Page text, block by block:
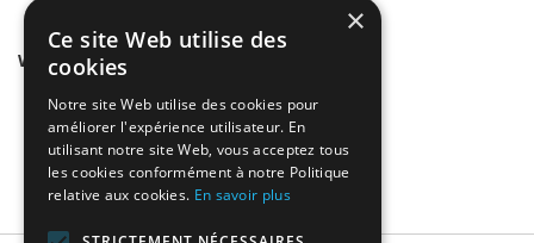
We found other products you might like!
×
Ce site Web utilise des
cookies
Notre site Web utilise des cookies pour
améliorer l'expérience utilisateur. En
utilisant notre site Web, vous acceptez tous
les cookies conformément à notre Politique
relative aux cookies. En savoir plus